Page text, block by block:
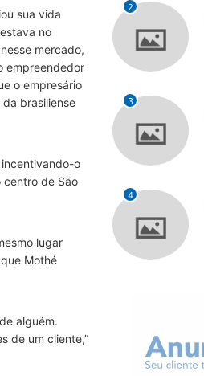
sua vida
no
mercado,
empreendedor
o empresário
brasiliense
o
centro de São
lugar
Mothé
alguém.
de um cliente,”
2
3
4